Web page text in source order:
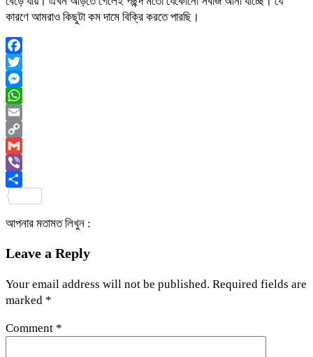
কারণে আমরাও কিছুটা কম দামে বিক্রি করতে পারছি।
Facebook
Twitter
Messenger
WhatsApp
Email
Copy
Link
Gmail
Viber
আপনার মতামত লিখুন :
Leave a Reply
Your email address will not be published. Required fields are
marked *
Comment *